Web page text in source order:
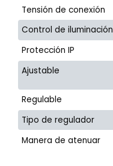
Tensión de conexión
Control de iluminación
Protección IP
Ajustable
Regulable
Tipo de regulador
Manera de atenuar